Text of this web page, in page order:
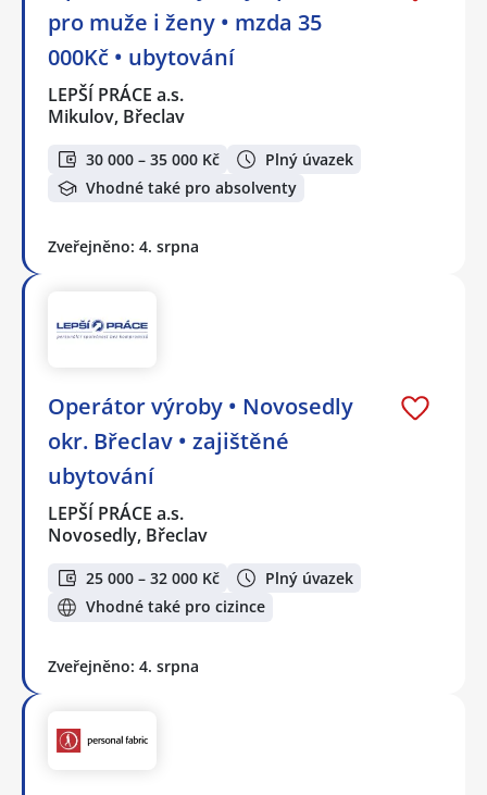
pro muže i ženy • mzda 35
000Kč • ubytování
LEPŠÍ PRÁCE a.s.
Mikulov, Břeclav
30 000 – 35 000 Kč
Plný úvazek
Vhodné také pro absolventy
Zveřejněno: 4. srpna
Operátor výroby • Novosedly
okr. Břeclav • zajištěné
ubytování
LEPŠÍ PRÁCE a.s.
Novosedly, Břeclav
25 000 – 32 000 Kč
Plný úvazek
Vhodné také pro cizince
Zveřejněno: 4. srpna